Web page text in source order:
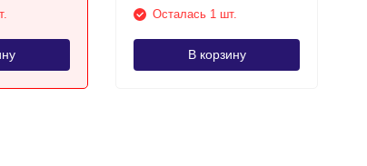
Осталась 1 шт.
В корзину